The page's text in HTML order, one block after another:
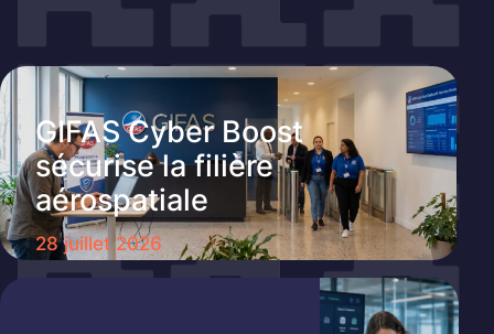
GIFAS Cyber Boost
sécurise la filière
aérospatiale
28 juillet 2026